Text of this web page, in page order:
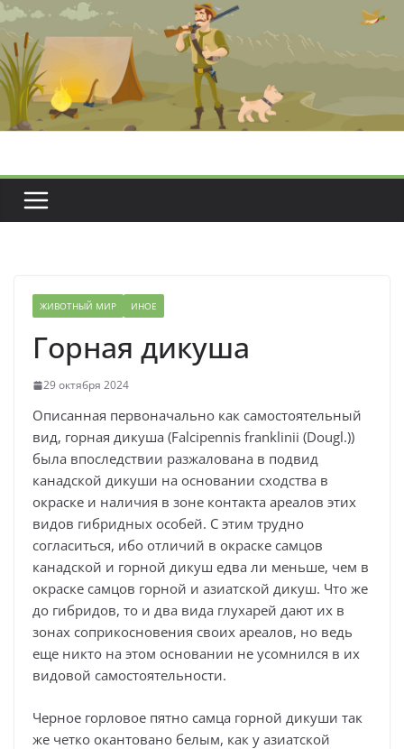
Перейти
содержимому
ЖИВОТНЫЙ МИР ИНОЕ
Горная дикуша
29 октября 2024
Описанная первоначально как самостоятельный
вид, горная дикуша (Falcipennis franklinii (Dougl.))
была впоследствии разжалована в подвид
канадской дикуши на основании сходства в
окраске и наличия в зоне контакта ареалов этих
видов гибридных особей. С этим трудно
согласиться, ибо отличий в окраске самцов
канадской и горной дикуш едва ли меньше, чем в
окраске самцов горной и азиатской дикуш. Что же
до гибридов, то и два вида глухарей дают их в
зонах соприкосновения своих ареалов, но ведь
еще никто на этом основании не усомнился в их
видовой самостоятельности.
Черное горловое пятно самца горной дикуши так
же четко окантовано белым, как у азиатской